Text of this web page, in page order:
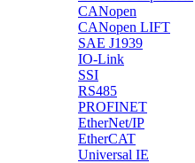
CANopen
CANopen LIFT
SAE J1939
IO-Link
SSI
RS485
PROFINET
EtherNet/IP
EtherCAT
Universal IE